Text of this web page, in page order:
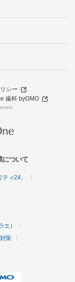
シー
歯科 byGMO
について
ィ24」
エ）
策